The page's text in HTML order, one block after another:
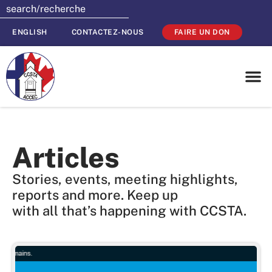
ENGLISH CONTACTEZ-NOUS FAIRE UN DON
Articles
Stories, events, meeting highlights,
reports and more. Keep up
with all that’s happening with CCSTA.